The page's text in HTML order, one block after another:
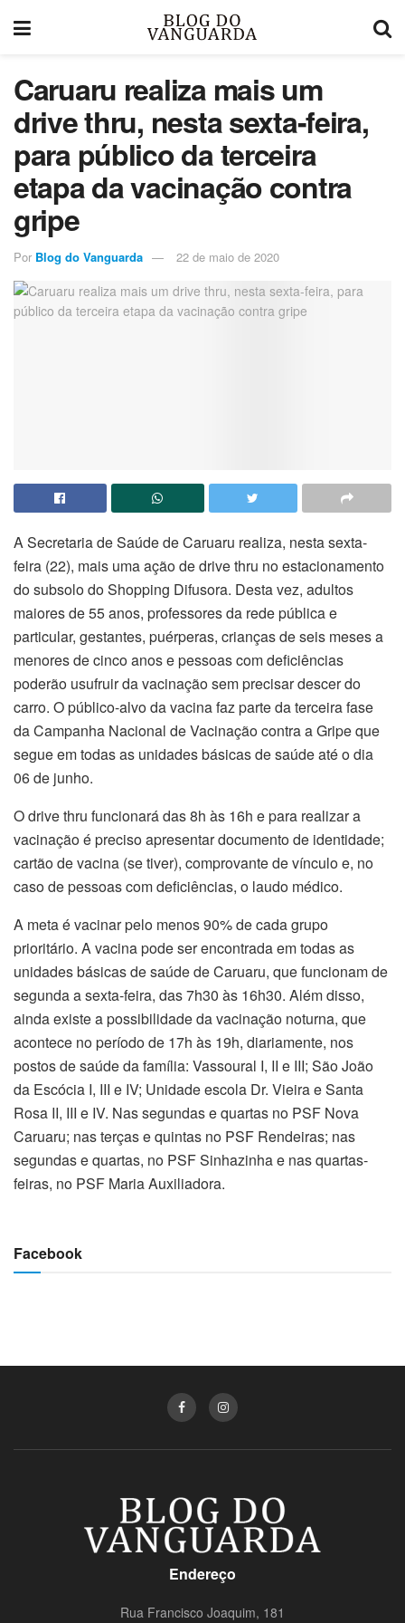
Caruaru realiza mais um
drive thru, nesta sexta-feira,
para público da terceira
etapa da vacinação contra
gripe
Por Blog do Vanguarda 22 de maio de 2020
A Secretaria de Saúde de Caruaru realiza, nesta sexta-
feira (22), mais uma ação de drive thru no estacionamento
do subsolo do Shopping Difusora. Desta vez, adultos
maiores de 55 anos, professores da rede pública e
particular, gestantes, puérperas, crianças de seis meses a
menores de cinco anos e pessoas com deficiências
poderão usufruir da vacinação sem precisar descer do
carro. O público-alvo da vacina faz parte da terceira fase
da Campanha Nacional de Vacinação contra a Gripe que
segue em todas as unidades básicas de saúde até o dia
06 de junho.
O drive thru funcionará das 8h às 16h e para realizar a
vacinação é preciso apresentar documento de identidade;
cartão de vacina (se tiver), comprovante de vínculo e, no
caso de pessoas com deficiências, o laudo médico.
A meta é vacinar pelo menos 90% de cada grupo
prioritário. A vacina pode ser encontrada em todas as
unidades básicas de saúde de Caruaru, que funcionam de
segunda a sexta-feira, das 7h30 às 16h30. Além disso,
ainda existe a possibilidade da vacinação noturna, que
acontece no período de 17h às 19h, diariamente, nos
postos de saúde da família: Vassoural I, II e III; São João
da Escócia I, III e IV; Unidade escola Dr. Vieira e Santa
Rosa II, III e IV. Nas segundas e quartas no PSF Nova
Caruaru; nas terças e quintas no PSF Rendeiras; nas
segundas e quartas, no PSF Sinhazinha e nas quartas-
feiras, no PSF Maria Auxiliadora.
Facebook
Endereço
Rua Francisco Joaquim, 181